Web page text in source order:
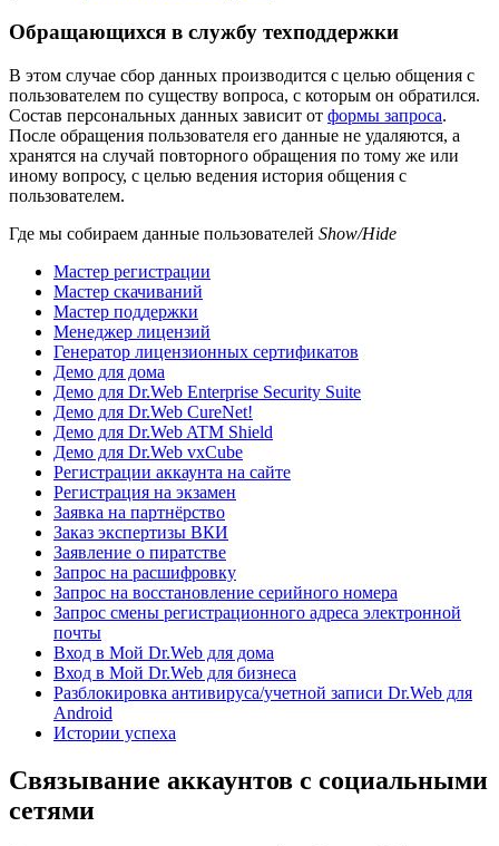
Обращающихся в службу техподдержки
В этом случае сбор данных производится с целью общения с
пользователем по существу вопроса, с которым он обратился.
Состав персональных данных зависит от формы запроса.
После обращения пользователя его данные не удаляются, а
хранятся на случай повторного обращения по тому же или
иному вопросу, с целью ведения история общения с
пользователем.
Где мы собираем данные пользователей Show/Hide
Мастер регистрации
Мастер скачиваний
Мастер поддержки
Менеджер лицензий
Генератор лицензионных сертификатов
Демо для дома
Демо для Dr.Web Enterprise Security Suite
Демо для Dr.Web CureNet!
Демо для Dr.Web ATM Shield
Демо для Dr.Web vxCube
Регистрации аккаунта на сайте
Регистрация на экзамен
Заявка на партнёрство
Заказ экспертизы ВКИ
Заявление о пиратстве
Запрос на расшифровку
Запрос на восстановление серийного номера
Запрос смены регистрационного адреса электронной
почты
Вход в Мой Dr.Web для дома
Вход в Мой Dr.Web для бизнеса
Разблокировка антивируса/учетной записи Dr.Web для
Android
Истории успеха
Связывание аккаунтов с социальными
сетями